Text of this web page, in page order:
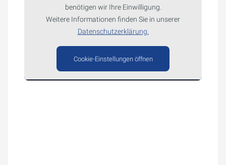
benötigen wir Ihre Einwilligung.
Weitere Informationen finden Sie in unserer
Datenschutzerklärung.
Cookie-Einstellungen öffnen